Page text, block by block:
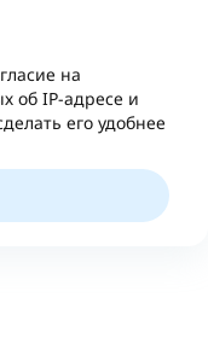
на
об IP-адресе и
его удобнее